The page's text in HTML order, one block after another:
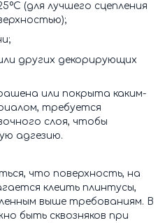
(для лучшего сцепления
других декорирующих
или покрыта каким-
требуется
слоя, чтобы
адгезию.
что поверхность, на
клеить плинтусы,
выше требованиям. В
быть сквозняков при